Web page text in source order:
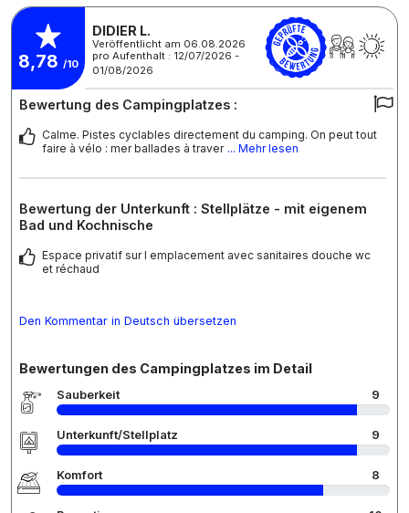
8,78 /10
DIDIER L.
Veröffentlicht am 06.08.2026
pro Aufenthalt : 12/07/2026 -
01/08/2026
Bewertung des Campingplatzes :
Calme. Pistes cyclables directement du camping. On peut tout
faire à vélo : mer ballades à traver ... Mehr lesen
Bewertung der Unterkunft : Stellplätze - mit eigenem
Bad und Kochnische
Espace privatif sur l emplacement avec sanitaires douche wc
et réchaud
Den Kommentar in Deutsch übersetzen
Bewertungen des Campingplatzes im Detail
Sauberkeit 9
Unterkunft/Stellplatz 9
Komfort 8